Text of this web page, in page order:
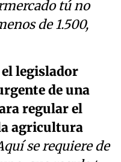
tú no
de 1.500,
el legislador
de una
regular el
agricultura
se requiere de